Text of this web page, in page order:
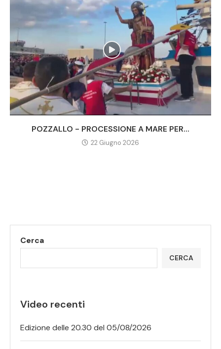
POZZALLO - PROCESSIONE A MARE PER...
22 Giugno 2026
Cerca
CERCA
Video recenti
Edizione delle 20.30 del 05/08/2026